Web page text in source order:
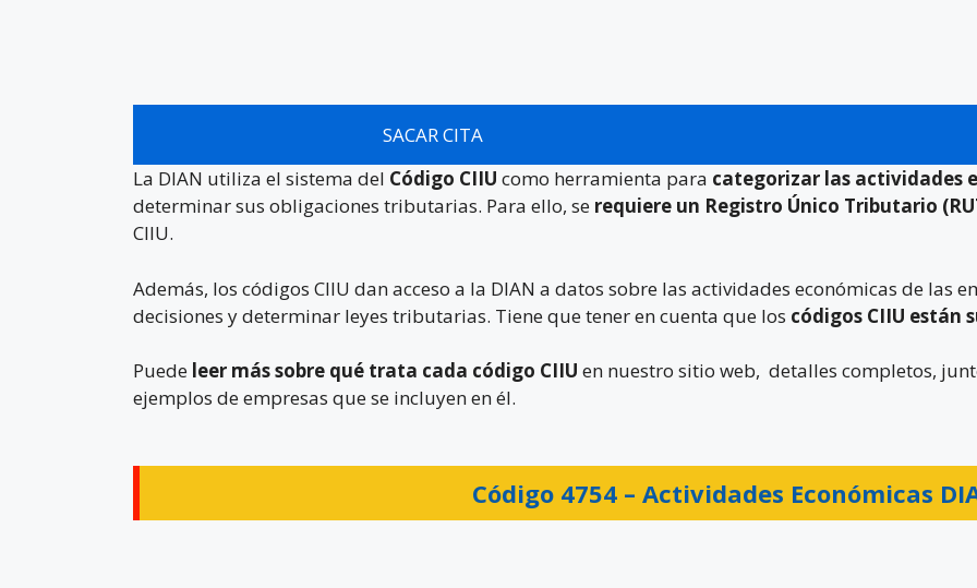
SACAR CITA
La DIAN utiliza el sistema del Código CIIU como herramienta para categorizar las actividades
determinar sus obligaciones tributarias. Para ello, se requiere un Registro Único Tributario
CIIU.
Además, los códigos CIIU dan acceso a la DIAN a datos sobre las actividades económicas de las
decisiones y determinar leyes tributarias. Tiene que tener en cuenta que los códigos CIIU están
Puede leer más sobre qué trata cada código CIIU en nuestro sitio web, detalles completos,
ejemplos de empresas que se incluyen en él.
Código 4754 – Actividades Económicas